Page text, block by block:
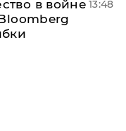
в войне 13:48